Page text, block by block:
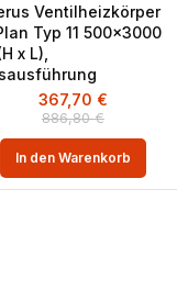
Ventilheizkörper
Typ 11 500×3000
x L),
886,80€
367,70 €
In den Warenkorb